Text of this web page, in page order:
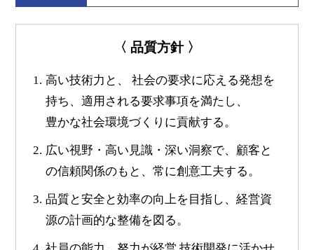
〈 品質方針 〉
1. 高い技術力と、 社会の要求に応える発想を
持ち、適用される要求事項を満たし、
豊かな社会環境づくりに貢献する。
2. 広い視野・高い見識・深い洞察で、顧客と
の信頼関係のもと、常に創意工夫する。
3. 品質と安全と効率の向上を目指し、経営資
源の計画的な整備を図る。